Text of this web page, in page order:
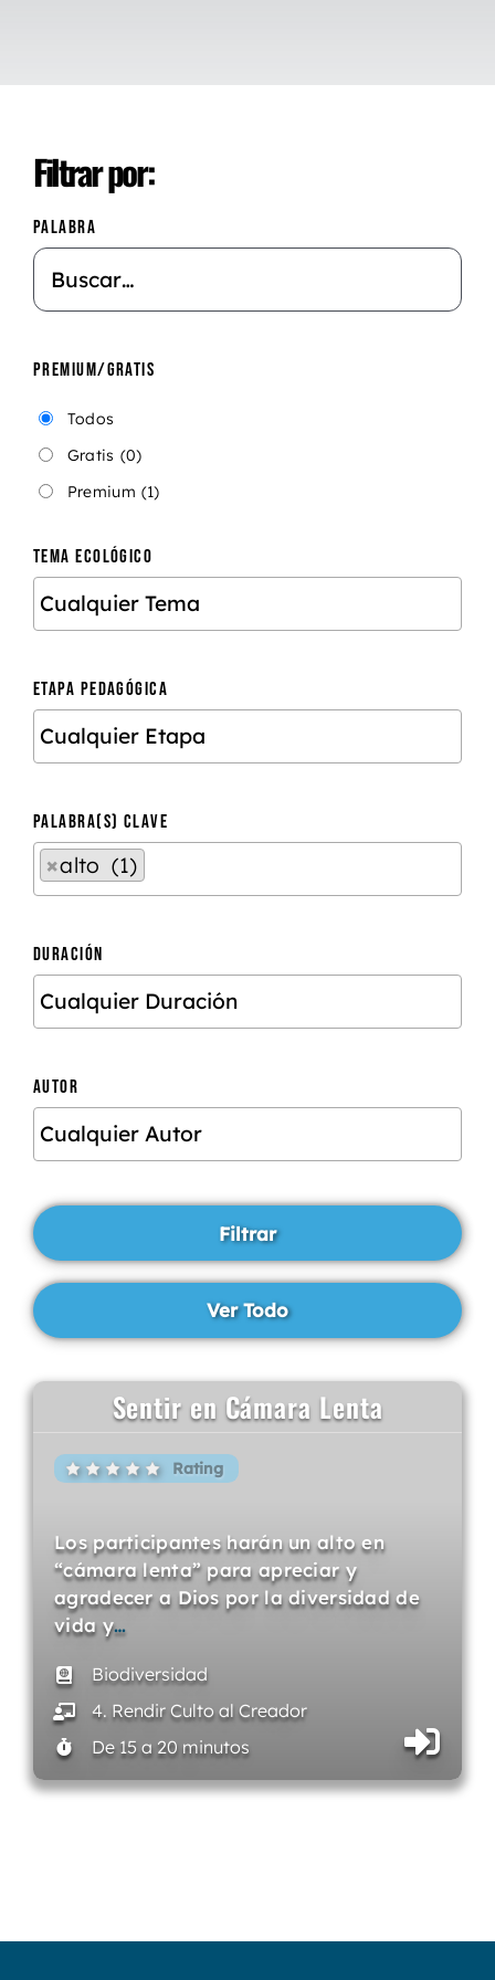
Filtrar por:
PALABRA
PREMIUM/GRATIS
Todos
Gratis (0)
Premium (1)
TEMA ECOLÓGICO
ETAPA PEDAGÓGICA
PALABRA(S) CLAVE
×alto (1)
DURACIÓN
AUTOR
Sentir en Cámara Lenta
Rating
Los participantes harán un alto en
“cámara lenta” para apreciar y
agradecer a Dios por la diversidad de
vida y…
Biodiversidad
4. Rendir Culto al Creador
De 15 a 20 minutos